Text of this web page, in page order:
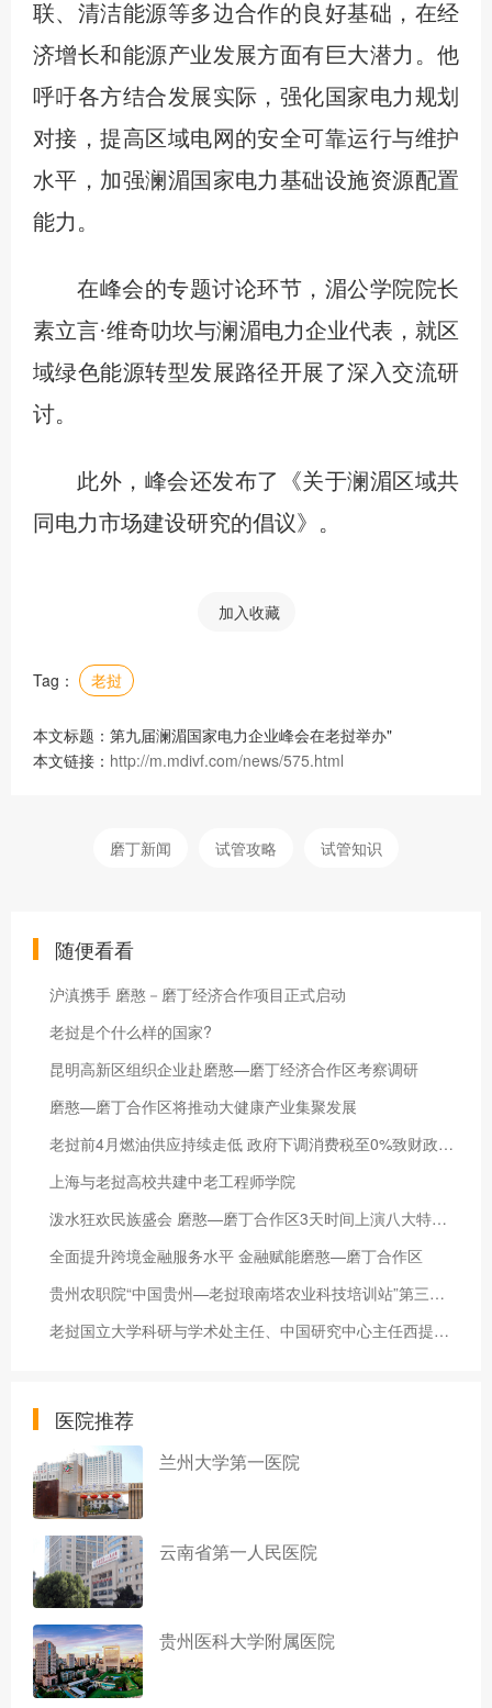
联、清洁能源等多边合作的良好基础，在经
济增长和能源产业发展方面有巨大潜力。他
呼吁各方结合发展实际，强化国家电力规划
对接，提高区域电网的安全可靠运行与维护
水平，加强澜湄国家电力基础设施资源配置
能力。
在峰会的专题讨论环节，湄公学院院长
素立言·维奇叻坎与澜湄电力企业代表，就区
域绿色能源转型发展路径开展了深入交流研
讨。
此外，峰会还发布了《关于澜湄区域共
同电力市场建设研究的倡议》。
加入收藏
Tag： 老挝
本文标题：第九届澜湄国家电力企业峰会在老挝举办"
本文链接： http://m.mdivf.com/news/575.html
磨丁新闻 试管攻略 试管知识
随便看看
沪滇携手 磨憨－磨丁经济合作项目正式启动
老挝是个什么样的国家?
昆明高新区组织企业赴磨憨—磨丁经济合作区考察调研
磨憨—磨丁合作区将推动大健康产业集聚发展
老挝前4月燃油供应持续走低 政府下调消费税至0%致财政巨亏
上海与老挝高校共建中老工程师学院
泼水狂欢民族盛会 磨憨—磨丁合作区3天时间上演八大特色活动
全面提升跨境金融服务水平 金融赋能磨憨—磨丁合作区
贵州农职院“中国贵州—老挝琅南塔农业科技培训站”第三期开班
老挝国立大学科研与学术处主任、中国研究中心主任西提赛·赛雅翁：共享机遇 共创未来
医院推荐
兰州大学第一医院
云南省第一人民医院
贵州医科大学附属医院